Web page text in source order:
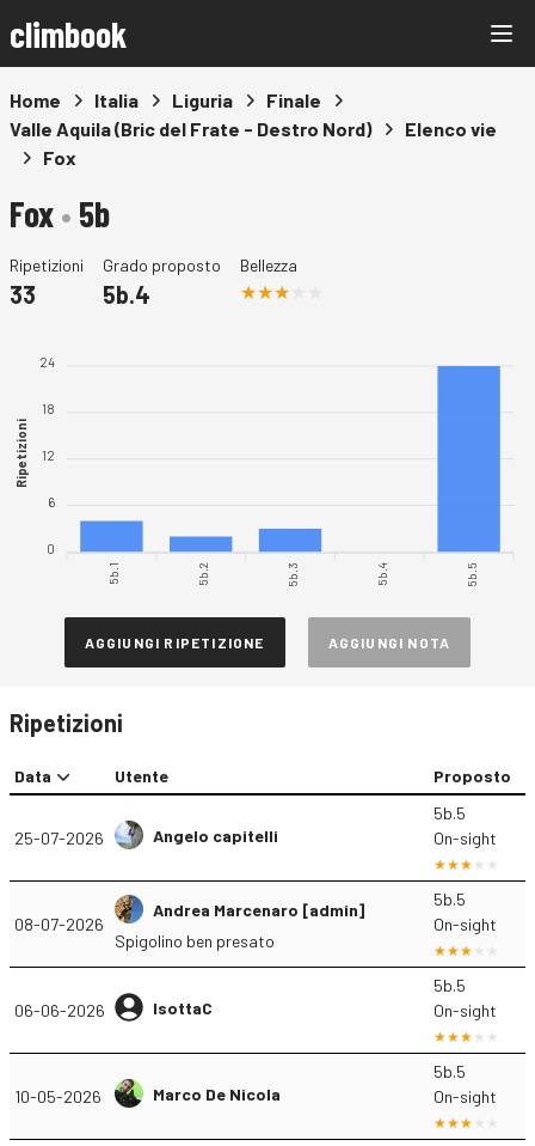
climbook
Home Italia Liguria
Finale
Valle Aquila (Bric del Frate - Destro Nord)
Elenco vie
Fox
Fox• 5b
Ripetizioni
33
Grado proposto
5b.4
Bellezza
24
18
12
6
0
Ripetizioni
5b.1 5b.2 5b.3 5b.4 5b.5
AGGIUNGI RIPETIZIONE AGGIUNGI NOTA
Ripetizioni
Data Utente Proposto
25-07-2026 Angelo capitelli
5b.5
On-sight
08-07-2026
Andrea Marcenaro [admin]
Spigolino ben presato
5b.5
On-sight
06-06-2026 IsottaC
5b.5
On-sight
10-05-2026 Marco De Nicola
5b.5
On-sight